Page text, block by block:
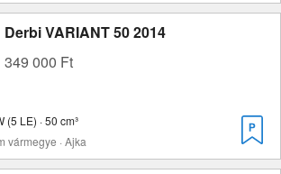
Derbi VARIANT 50 2014
349 000 Ft
(5 LE) · 50 cm³
vármegye · Ajka